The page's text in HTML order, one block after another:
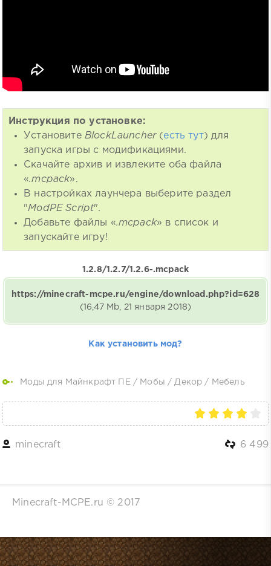
Инструкция по установке:
Установите BlockLauncher(есть тут) для
запуска игры с модификациями.
Скачайте архив и извлеките оба файла
«.mcpack».
В настройках лаунчера выберите раздел
"ModPE Script".
Добавьте файлы «.mcpack» в список и
запускайте игру!
1.2.8/1.2.7/1.2.6-.mcpack
https://minecraft-mcpe.ru/engine/download.php?id=628
(16,47 Mb, 21 января 2018)
Как установить мод?
Моды для Майнкрафт ПЕ / Мобы / Декор / Мебель
minecraft 6 499
Minecraft-MCPE.ru © 2017